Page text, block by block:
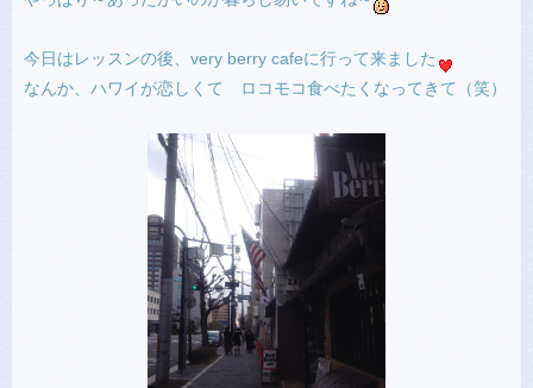
今日はレッスンの後、very berry cafeに行って来ました
なんか、ハワイが恋しくて ロコモコ食べたくなってきて（笑）